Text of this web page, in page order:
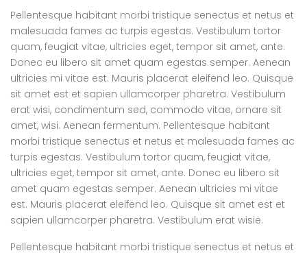
Pellentesque habitant morbi tristique senectus et netus et
malesuada fames ac turpis egestas. Vestibulum tortor
quam, feugiat vitae, ultricies eget, tempor sit amet, ante.
Donec eu libero sit amet quam egestas semper. Aenean
ultricies mi vitae est. Mauris placerat eleifend leo. Quisque
sit amet est et sapien ullamcorper pharetra. Vestibulum
erat wisi, condimentum sed, commodo vitae, ornare sit
amet, wisi. Aenean fermentum. Pellentesque habitant
morbi tristique senectus et netus et malesuada fames ac
turpis egestas. Vestibulum tortor quam, feugiat vitae,
ultricies eget, tempor sit amet, ante. Donec eu libero sit
amet quam egestas semper. Aenean ultricies mi vitae
est. Mauris placerat eleifend leo. Quisque sit amet est et
sapien ullamcorper pharetra. Vestibulum erat wisie.
Pellentesque habitant morbi tristique senectus et netus et